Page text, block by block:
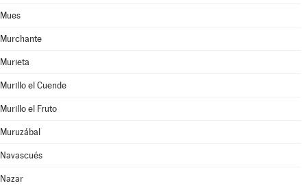
Mues
Murchante
Murieta
Murillo el Cuende
Murillo el Fruto
Muruzábal
Navascués
Nazar